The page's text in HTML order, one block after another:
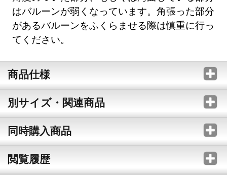
はバルーンが弱くなっています。角張った部分
があるバルーンをふくらませる際は慎重に行っ
てください。
商品仕様
別サイズ・関連商品
同時購入商品
閲覧履歴